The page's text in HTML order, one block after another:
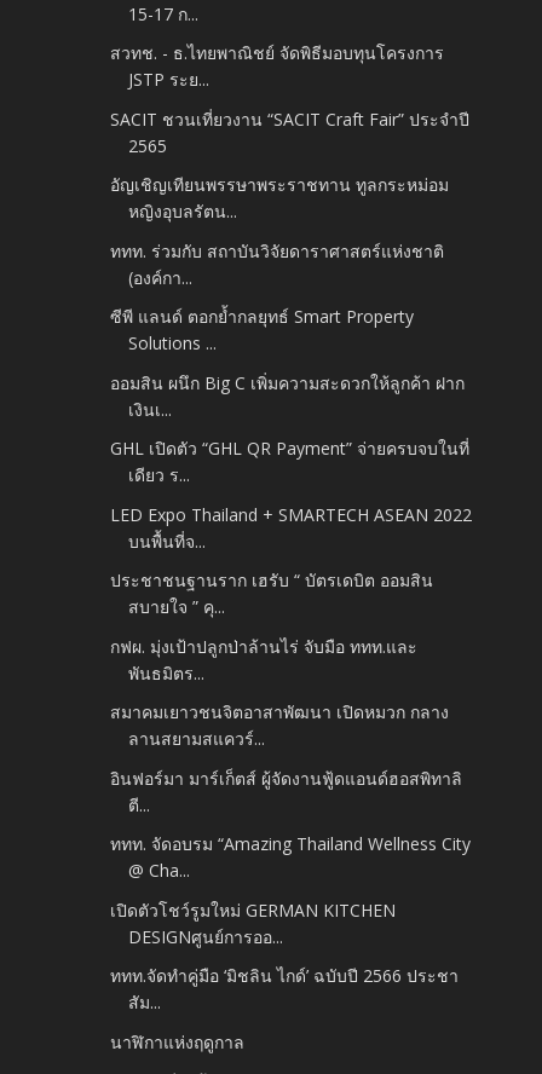
15-17 ก...
สวทช. - ธ.ไทยพาณิชย์ จัดพิธีมอบทุนโครงการ
JSTP ระย...
SACIT ชวนเที่ยวงาน “SACIT Craft Fair” ประจำปี
2565
อัญเชิญเทียนพรรษาพระราชทาน ทูลกระหม่อม
หญิงอุบลรัตน...
ททท. ร่วมกับ สถาบันวิจัยดาราศาสตร์แห่งชาติ
(องค์กา...
ซีพี แลนด์ ตอกย้ำกลยุทธ์ Smart Property
Solutions ...
ออมสิน ผนึก Big C เพิ่มความสะดวกให้ลูกค้า ฝาก
เงินเ...
GHL เปิดตัว “GHL QR Payment” จ่ายครบจบในที่
เดียว ร...
LED Expo Thailand + SMARTECH ASEAN 2022
บนพื้นที่จ...
ประชาชนฐานราก เฮรับ “ บัตรเดบิต ออมสิน
สบายใจ ” คุ...
กฟผ. มุ่งเป้าปลูกป่าล้านไร่ จับมือ ททท.และ
พันธมิตร...
สมาคมเยาวชนจิตอาสาพัฒนา เปิดหมวก กลาง
ลานสยามสแควร์...
อินฟอร์มา มาร์เก็ตส์ ผู้จัดงานฟู้ดแอนด์ฮอสพิทาลิ
ตี...
ททท. จัดอบรม “Amazing Thailand Wellness City
@ Cha...
เปิดตัวโชว์รูมใหม่ GERMAN KITCHEN
DESIGNศูนย์การออ...
ททท.จัดทำคู่มือ ‘มิชลิน ไกด์’ ฉบับปี 2566 ประชา
สัม...
นาฬิกาแห่งฤดูกาล